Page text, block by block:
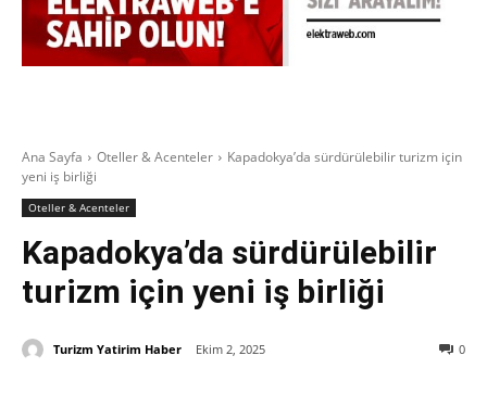
Ana Sayfa Oteller & Acenteler
Kapadokya’da sürdürülebilir turizm için
yeni iş birliği
Oteller & Acenteler
Kapadokya’da sürdürülebilir
turizm için yeni iş birliği
0
Turizm Yatirim Haber Ekim 2, 2025